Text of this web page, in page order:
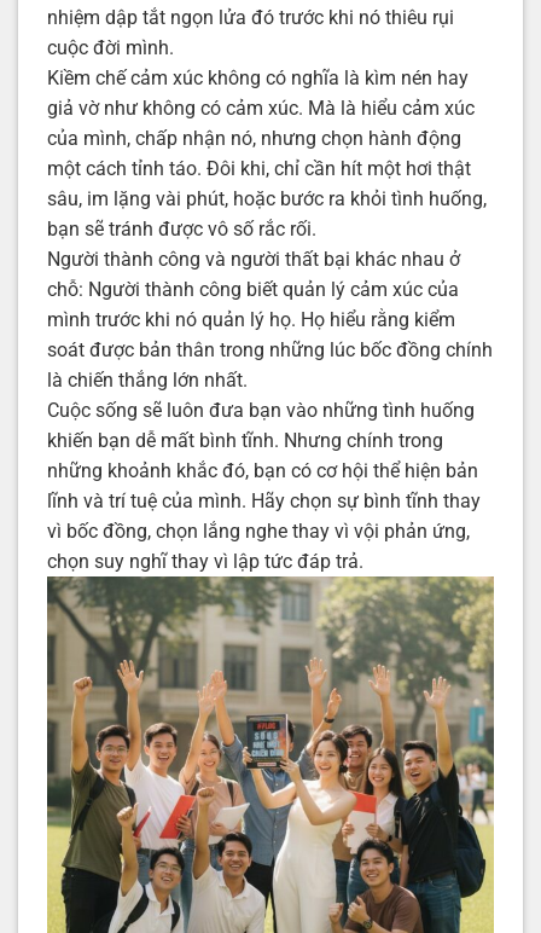
nhiệm dập tắt ngọn lửa đó trước khi nó thiêu rụi
cuộc đời mình.
Kiềm chế cảm xúc không có nghĩa là kìm nén hay
giả vờ như không có cảm xúc. Mà là hiểu cảm xúc
của mình, chấp nhận nó, nhưng chọn hành động
một cách tỉnh táo. Đôi khi, chỉ cần hít một hơi thật
sâu, im lặng vài phút, hoặc bước ra khỏi tình huống,
bạn sẽ tránh được vô số rắc rối.
Người thành công và người thất bại khác nhau ở
chỗ: Người thành công biết quản lý cảm xúc của
mình trước khi nó quản lý họ. Họ hiểu rằng kiểm
soát được bản thân trong những lúc bốc đồng chính
là chiến thắng lớn nhất.
Cuộc sống sẽ luôn đưa bạn vào những tình huống
khiến bạn dễ mất bình tĩnh. Nhưng chính trong
những khoảnh khắc đó, bạn có cơ hội thể hiện bản
lĩnh và trí tuệ của mình. Hãy chọn sự bình tĩnh thay
vì bốc đồng, chọn lắng nghe thay vì vội phản ứng,
chọn suy nghĩ thay vì lập tức đáp trả.